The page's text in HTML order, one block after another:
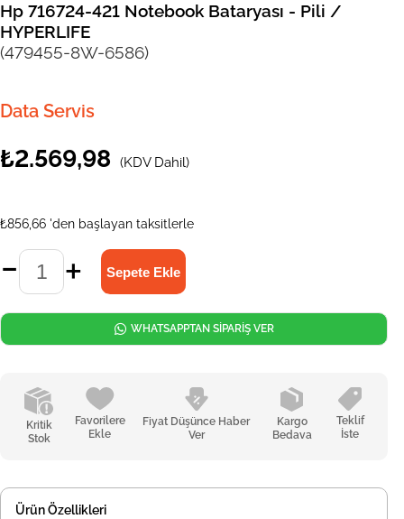
Hp 716724-421 Notebook Bataryası - Pili /
HYPERLIFE
(479455-8W-6586)
Data Servis
₺2.569,98 (KDV Dahil)
₺856,66 'den başlayan taksitlerle
Kritik
Stok
Favorilere
Ekle
Fiyat Düşünce Haber
Ver
Kargo
Bedava
Teklif
İste
WHATSAPPTAN SİPARİŞ VER
Ürün Özellikleri